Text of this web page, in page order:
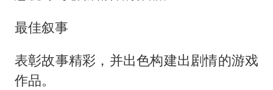
最佳叙事
表彰故事精彩，并出色构建出剧情的游戏
作品。